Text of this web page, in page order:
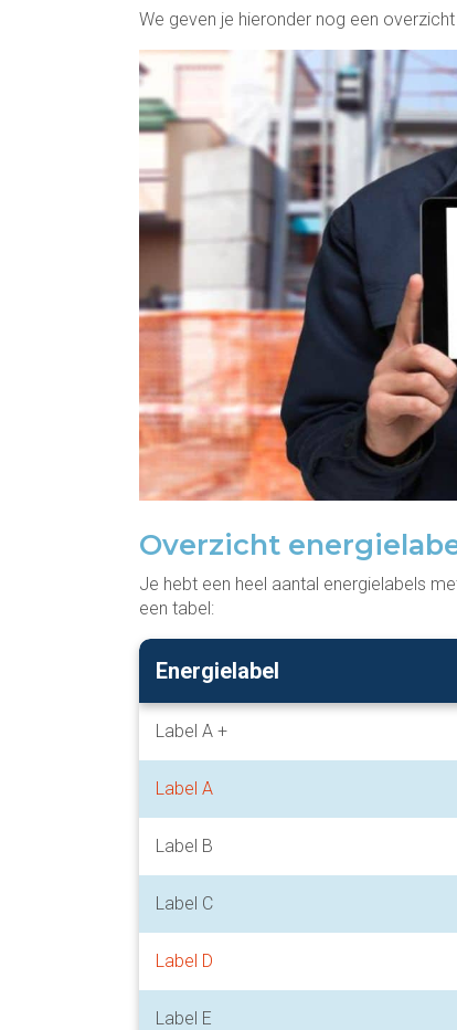
We geven je hieronder nog een
Overzicht
Je hebt een heel aantal energielabels
een tabel:
Energielabel
Label A +
Label A
Label B
Label C
Label D
Label E